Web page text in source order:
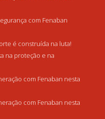
com Fenaban
é construída na luta!
na proteção e na
com Fenaban nesta
com Fenaban nesta